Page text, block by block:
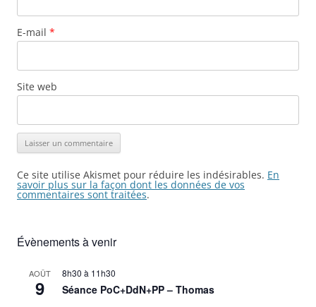
E-mail *
Site web
Ce site utilise Akismet pour réduire les indésirables. En
savoir plus sur la façon dont les données de vos
commentaires sont traitées.
Évènements à venir
AOÛT
9
8h30 à 11h30
Séance PoC+DdN+PP – Thomas